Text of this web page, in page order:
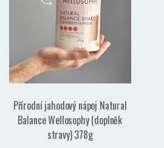
Přírodní jahodový nápoj Natural
Balance Wellosophy (doplněk
stravy) 378g